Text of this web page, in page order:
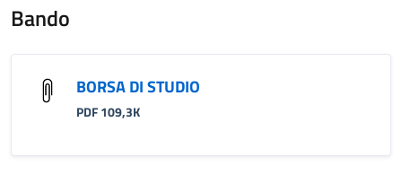
Bando
BORSA DI STUDIO
PDF 109,3K